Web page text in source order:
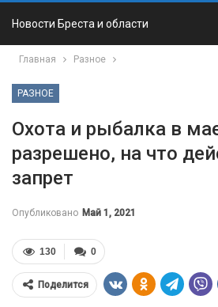
Новости Бреста и области
Главная Разное
РАЗНОЕ
Охота и рыбалка в
разрешено, на что
запрет
Опубликовано Май 1, 2021
0
130
Поделится